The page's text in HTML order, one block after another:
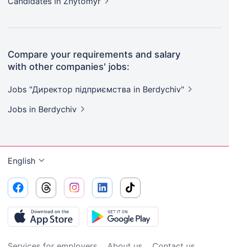
Compare your requirements and salary
with other companies' jobs:
Jobs "Директор підприємства in Berdychiv"
Jobs in Berdychiv
English